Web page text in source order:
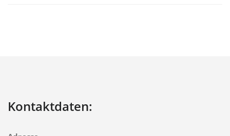
Kontaktdaten: